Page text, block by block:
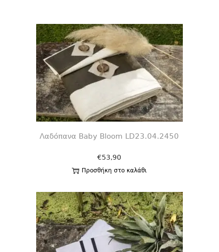
Λαδόπανα Baby Bloom LD23.04.2450
€53,90
Προσθήκη στο καλάθι